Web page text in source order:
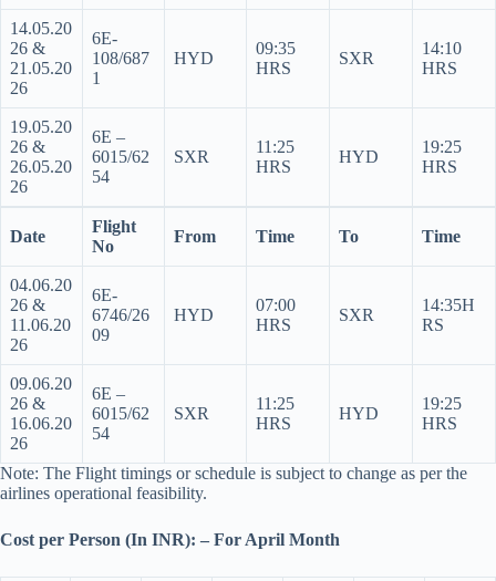
14.05.20
26 &
21.05.20
26
6E-
108/687
1
HYD
09:35
HRS
SXR
14:10
HRS
19.05.20
26 &
26.05.20
26
6E –
6015/62
54
SXR
11:25
HRS
HYD
19:25
HRS
Date
Flight
No
From Time To Time
04.06.20
26 &
11.06.20
26
6E-
6746/26
09
HYD
07:00
HRS
SXR
14:35H
RS
09.06.20
26 &
16.06.20
26
6E –
6015/62
54
SXR
11:25
HRS
HYD
19:25
HRS
Note: The Flight timings or schedule is subject to change as per the
airlines operational feasibility.
Cost per Person (In INR): – For April Month